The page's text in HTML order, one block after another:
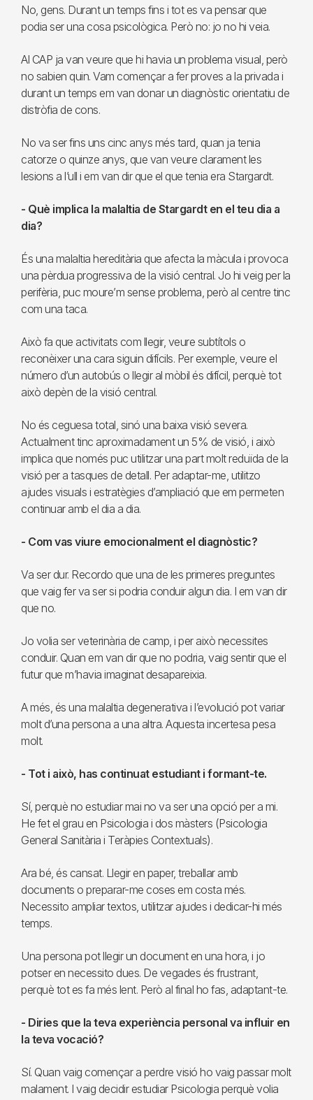
No, gens. Durant un temps fins i tot es va pensar que
podia ser una cosa psicològica. Però no: jo no hi veia.
Al CAP ja van veure que hi havia un problema visual, però
no sabien quin. Vam començar a fer proves a la privada i
durant un temps em van donar un diagnòstic orientatiu de
distròfia de cons.
No va ser fins uns cinc anys més tard, quan ja tenia
catorze o quinze anys, que van veure clarament les
lesions a l’ull i em van dir que el que tenia era Stargardt.
- Què implica la malaltia de Stargardt en el teu dia a
dia?
És una malaltia hereditària que afecta la màcula i provoca
una pèrdua progressiva de la visió central. Jo hi veig per la
perifèria, puc moure’m sense problema, però al centre tinc
com una taca.
Això fa que activitats com llegir, veure subtítols o
reconèixer una cara siguin difícils. Per exemple, veure el
número d’un autobús o llegir al mòbil és difícil, perquè tot
això depèn de la visió central.
No és ceguesa total, sinó una baixa visió severa.
Actualment tinc aproximadament un 5% de visió, i això
implica que només puc utilitzar una part molt reduïda de la
visió per a tasques de detall. Per adaptar-me, utilitzo
ajudes visuals i estratègies d’ampliació que em permeten
continuar amb el dia a dia.
- Com vas viure emocionalment el diagnòstic?
Va ser dur. Recordo que una de les primeres preguntes
que vaig fer va ser si podria conduir algun dia. I em van dir
que no.
Jo volia ser veterinària de camp, i per això necessites
conduir. Quan em van dir que no podria, vaig sentir que el
futur que m’havia imaginat desapareixia.
A més, és una malaltia degenerativa i l’evolució pot variar
molt d’una persona a una altra. Aquesta incertesa pesa
molt.
- Tot i això, has continuat estudiant i formant-te.
Sí, perquè no estudiar mai no va ser una opció per a mi.
He fet el grau en Psicologia i dos màsters (Psicologia
General Sanitària i Teràpies Contextuals).
Ara bé, és cansat. Llegir en paper, treballar amb
documents o preparar-me coses em costa més.
Necessito ampliar textos, utilitzar ajudes i dedicar-hi més
temps.
Una persona pot llegir un document en una hora, i jo
potser en necessito dues. De vegades és frustrant,
perquè tot es fa més lent. Però al final ho fas, adaptant-te.
- Diries que la teva experiència personal va influir en
la teva vocació?
Sí. Quan vaig començar a perdre visió ho vaig passar molt
malament. I vaig decidir estudiar Psicologia perquè volia